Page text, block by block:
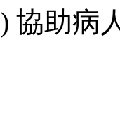
) 協助病